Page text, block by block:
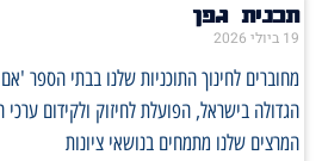
תכנית גפן
19 ביולי 2026
מחוברים לחינוך התוכניות שלנו בבתי הספר
הגדולה בישראל, הפועלת לחיזוק ולקידום
המרצים שלנו מתמחים בנושאי ציונות